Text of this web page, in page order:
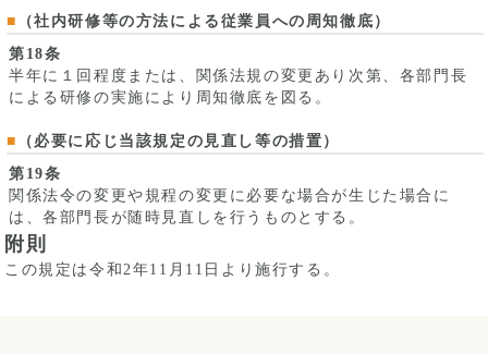
（社内研修等の方法による従業員への周知徹底）
第18条
半年に１回程度または、関係法規の変更あり次第、各部門長
による研修の実施により周知徹底を図る。
（必要に応じ当該規定の見直し等の措置）
第19条
関係法令の変更や規程の変更に必要な場合が生じた場合に
は、各部門長が随時見直しを行うものとする。
附則
この規定は令和2年11月11日より施行する。